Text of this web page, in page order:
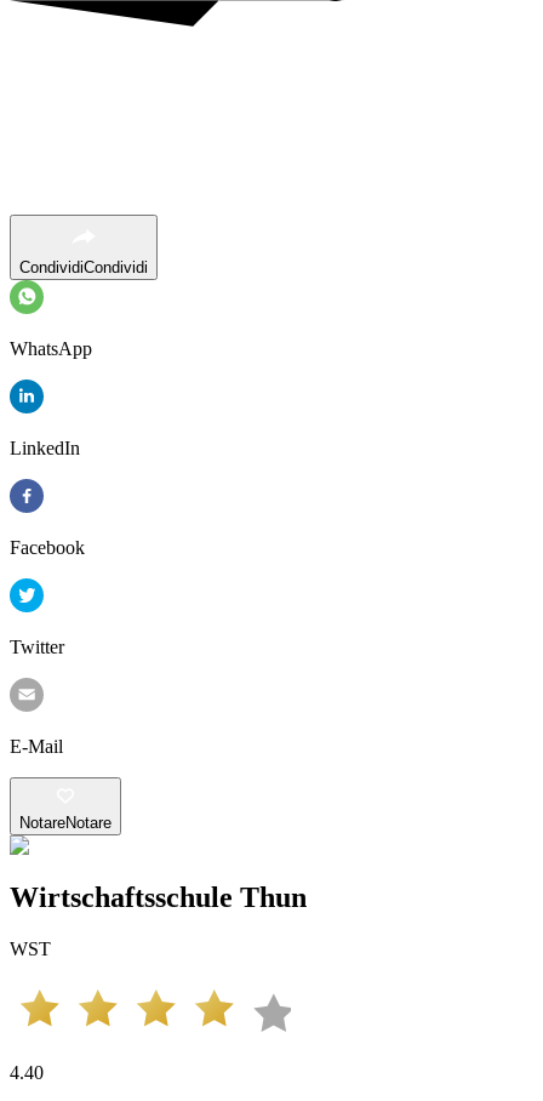
CondividiCondividi
WhatsApp
LinkedIn
Facebook
Twitter
E-Mail
NotareNotare
Wirtschaftsschule Thun
WST
4.40